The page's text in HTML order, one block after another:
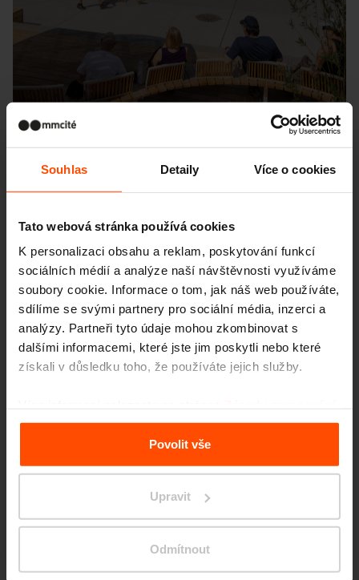
Souhlas Detaily Více o cookies
Tato webová stránka používá cookies
K personalizaci obsahu a reklam, poskytování funkcí
sociálních médií a analýze naší návštěvnosti využíváme
soubory cookie. Informace o tom, jak náš web používáte,
sdílíme se svými partnery pro sociální média, inzerci a
analýzy. Partneři tyto údaje mohou zkombinovat s
dalšími informacemi, které jste jim poskytli nebo které
získali v důsledku toho, že používáte jejich služby.
osobních údajů.
Povolit vše
Upravit
Odmítnout
Seattle – Popup park